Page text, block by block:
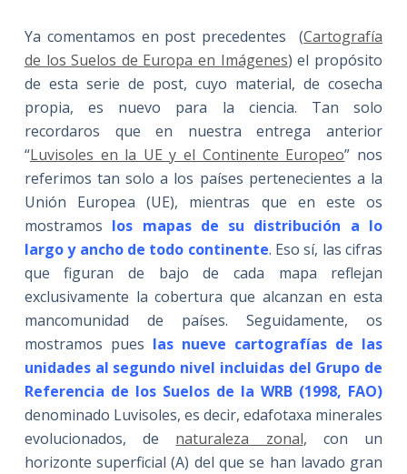
oYa comentamos en post precedentes (Cartografía
de los Suelos de Europa en Imágenes) el propósito
de esta serie de post, cuyo material, de cosecha
propia, es nuevo para la ciencia. Tan solo
recordaros que en nuestra entrega anterior
“Luvisoles en la UE y el Continente Europeo” nos
referimos tan solo a los países pertenecientes a la
Unión Europea (UE), mientras que en este os
mostramos los mapas de su distribución a lo
largo y ancho de todo continente. Eso sí, las cifras
que figuran de bajo de cada mapa reflejan
exclusivamente la cobertura que alcanzan en esta
mancomunidad de países. Seguidamente, os
mostramos pues las nueve cartografías de las
unidades al segundo nivel incluidas del Grupo de
Referencia de los Suelos de la WRB (1998, FAO)
denominado Luvisoles, es decir, edafotaxa minerales
evolucionados, de naturaleza zonal, con un
horizonte superficial (A) del que se han lavado gran